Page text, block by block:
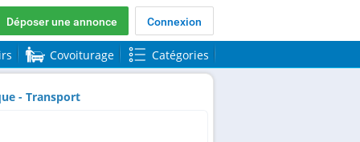
Déposer une annonce Connexion
Covoiturage Catégories
- Transport